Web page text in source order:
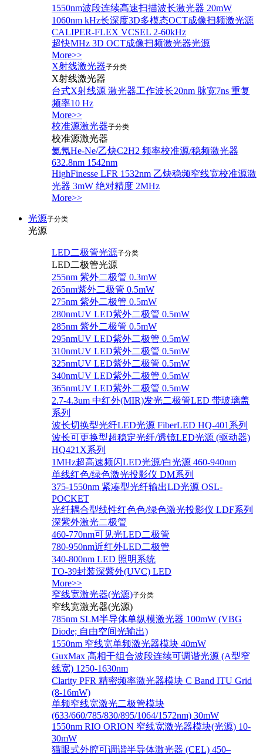
1550nm波段连续高速扫描波长激光器 20mW
1060nm kHz长深度3D多模态OCT成像扫频激光源
CALIPER-FLEX VCSEL 2-60kHz
超快MHz 3D OCT成像扫频激光器光源
More>>
X射线激光器子分类
X射线激光器
台式X射线源 激光器工作波长20nm 脉宽7ns 重复
频率10 Hz
More>>
校准源激光器子分类
校准源激光器
氦氖He-Ne/乙炔C2H2 频率校准源/稳频激光器
632.8nm 1542nm
HighFinesse LFR 1532nm 乙炔稳频窄线宽校准源激
光器 3mW 绝对精度 2MHz
More>>
光源子分类
光源
LED二极管光源子分类
LED二极管光源
255nm 紫外二极管 0.3mW
265nm紫外二极管 0.5mW
275nm 紫外二极管 0.5mW
280nmUV LED紫外二极管 0.5mW
285nm 紫外二极管 0.5mW
295nmUV LED紫外二极管 0.5mW
310nmUV LED紫外二极管 0.5mW
325nmUV LED紫外二极管 0.5mW
340nmUV LED紫外二极管 0.5mW
365nmUV LED紫外二极管 0.5mW
2.7-4.3um 中红外(MIR)发光二极管LED 带玻璃盖
系列
波长切换型光纤LED光源 FiberLED HQ-401系列
波长可更换型超稳定光纤/透镜LED光源 (驱动器)
HQ421X系列
1MHz超高速频闪LED光源/白光源 460-940nm
单线红色/绿色激光投影仪 DM系列
375-1550nm 紧凑型光纤输出LD光源 OSL-
POCKET
光纤耦合型线性红色色/绿色激光投影仪 LDF系列
深紫外激光二极管
460-770nm可见光LED二极管
780-950nm近红外LED二极管
340-800nm LED 照明系统
TO-39封装深紫外(UVC) LED
More>>
窄线宽激光器(光源)子分类
窄线宽激光器(光源)
785nm SLM半导体单纵模激光器 100mW (VBG
Diode; 自由空间光输出)
1550nm 窄线宽单频激光器模块 40mW
GuxMax 高相干组合波段连续可调谐光源 (A型窄
线宽) 1250-1630nm
Clarity PFR 精密频率激光器模块 C Band ITU Grid
(8-16mW)
单频窄线宽激光二极管模块
(633/660/785/830/895/1064/1572nm) 30mW
1550nm RIO ORION 窄线宽激光器模块(光源) 10-
30mW
猫眼式外腔可调谐半导体激光器 (CEL) 450–